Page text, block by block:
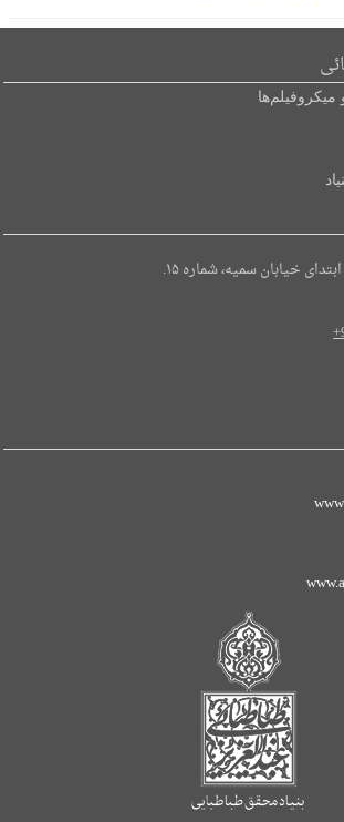
خیابان سمیه، شماره ۱۵.